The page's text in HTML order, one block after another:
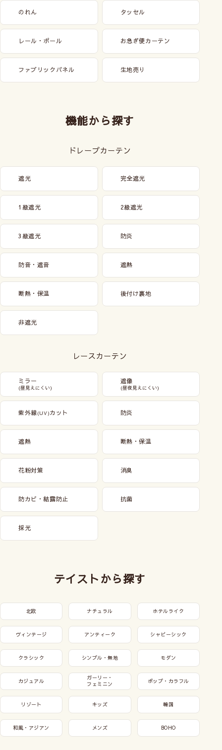
のれん タッセル
レール・ポール お急ぎ便カーテン
ファブリックパネル 生地売り
機能から探す
ドレープカーテン
遮光 完全遮光
1級遮光 2級遮光
3級遮光 防炎
防音・遮音 遮熱
断熱・保温 後付け裏地
非遮光
レースカーテン
ミラー
(昼見えにくい)
遮像
(昼夜見えにくい)
紫外線(UV)カット 防炎
遮熱 断熱・保温
花粉対策 消臭
防カビ・結露防止 抗菌
採光
テイストから探す
北欧 ナチュラル ホテルライク
ヴィンテージ アンティーク シャビーシック
クラシック シンプル・無地 モダン
カジュアル
ガーリー・
フェミニン
ポップ・カラフル
リゾート キッズ 韓国
和風・アジアン メンズ BOHO